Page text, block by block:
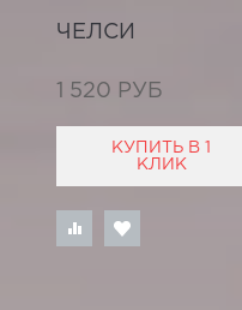
ЧЕЛСИ
1 520 РУБ
КУПИТЬ В 1
КЛИК